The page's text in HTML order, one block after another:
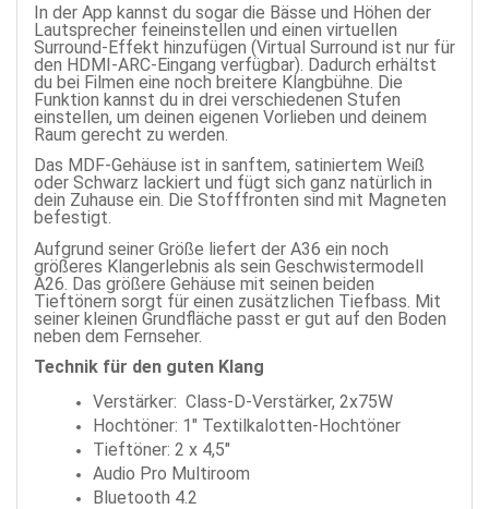
In der App kannst du sogar die Bässe und Höhen der
Lautsprecher feineinstellen und einen virtuellen
Surround-Effekt hinzufügen (Virtual Surround ist nur für
den HDMI-ARC-Eingang verfügbar). Dadurch erhältst
du bei Filmen eine noch breitere Klangbühne. Die
Funktion kannst du in drei verschiedenen Stufen
einstellen, um deinen eigenen Vorlieben und deinem
Raum gerecht zu werden.
Das MDF-Gehäuse ist in sanftem, satiniertem Weiß
oder Schwarz lackiert und fügt sich ganz natürlich in
dein Zuhause ein. Die Stofffronten sind mit Magneten
befestigt.
Aufgrund seiner Größe liefert der A36 ein noch
größeres Klangerlebnis als sein Geschwistermodell
A26. Das größere Gehäuse mit seinen beiden
Tieftönern sorgt für einen zusätzlichen Tiefbass. Mit
seiner kleinen Grundfläche passt er gut auf den Boden
neben dem Fernseher.
Technik für den guten Klang
Verstärker: Class-D-Verstärker, 2x75W
Hochtöner: 1" Textilkalotten-Hochtöner
Tieftöner: 2 x 4,5"
Audio Pro Multiroom
Bluetooth 4.2